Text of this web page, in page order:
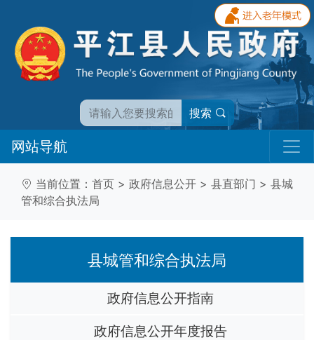
搜索
网站导航
当前位置： 首页 > 政府信息公开 > 县直部门 > 县城
管和综合执法局
县城管和综合执法局
政府信息公开指南
政府信息公开年度报告